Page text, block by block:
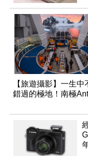
【旅遊攝影】一生中
錯過的極地！南極